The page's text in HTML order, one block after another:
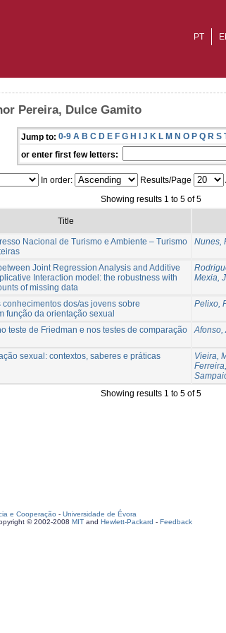
PT
Pereira, Dulce Gamito
Jump to: 0-9 A B C D E F G H I J K L M N O P Q R S
or enter first few letters:
In order: Results/Page
Showing results 1 to 5 of 5
Title
Nacional de Turismo e Ambiente – Turismo
Nunes,
Joint Regression Analysis and Additive
Interaction model: the robustness with
of missing data
Mexia,
conhecimentos dos/as jovens sobre
função da orientação sexual
Pelixo,
teste de Friedman e nos testes de comparação
Afonso,
sexual: contextos, saberes e práticas Vieira,
Showing results 1 to 5 of 5
e Cooperação - Universidade de Évora
© 2002-2008 MIT and Hewlett-Packard - Feedback